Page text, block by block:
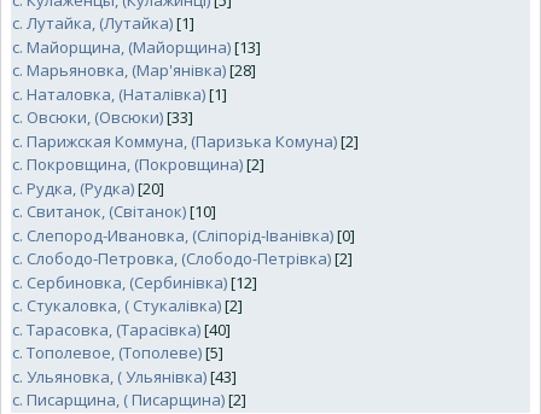
с. Лутайка, (Лутайка)[1]
с. Майорщина, (Майорщина)[13]
с. Марьяновка, (Мар'янівка)[28]
с. Наталовка, (Наталівка)[1]
с. Овсюки, (Овсюки)[33]
с. Парижская Коммуна, (Паризька Комуна)[2]
с. Покровщина, (Покровщина)[2]
с. Рудка, (Рудка)[20]
с. Свитанок, (Світанок)[10]
с. Слепород-Ивановка, (Сліпорід-Іванівка)[0]
с. Слободо-Петровка, (Слободо-Петрівка)[2]
с. Сербиновка, (Сербинівка)[12]
с. Стукаловка, ( Стукалівка)[2]
с. Тарасовка, (Тарасівка)[40]
c. Тополевое, (Тополеве)[5]
с. Ульяновка, ( Ульянівка)[43]
с. Писарщина, ( Писарщина)[2]